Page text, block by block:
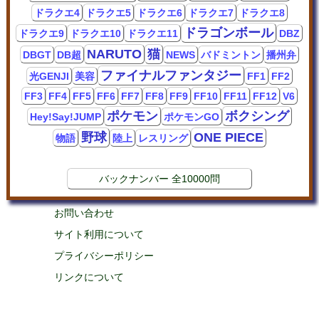
ドラクエ4
ドラクエ5 ドラクエ6 ドラクエ7
ドラクエ8
ドラクエ9
ドラクエ10 ドラクエ11 ドラゴンボール DBZ
DBGT DB超 NARUTO 猫 NEWS バドミントン 播州弁
光GENJI 美容 ファイナルファンタジー FF1 FF2
FF3 FF4 FF5 FF6 FF7 FF8 FF9 FF10 FF11 FF12 V6
Hey!Say!JUMP ポケモン ポケモンGO ボクシング
物語 野球 陸上 レスリング ONE PIECE
バックナンバー 全10000問
お問い合わせ
サイト利用について
プライバシーポリシー
リンクについて